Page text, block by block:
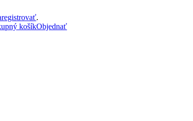
.
košíkObjednať